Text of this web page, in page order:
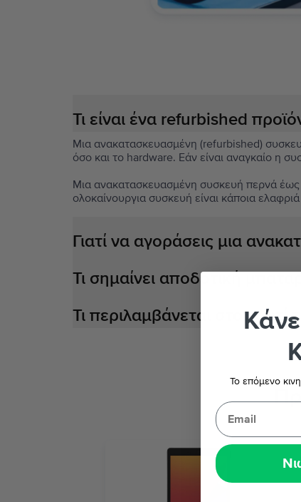
Τι είναι ένα refurbished
Μια ανακατασκευασμένη (refurbished)
όσο και το hardware. Εάν είναι αναγκαίο η
Μια ανακατασκευασμένη συσκευή περνά έως
ολοκαίνουργια συσκευή είναι κάποια
Γιατί να αγοράσεις μια
Τι σημαίνει αποδοτική
Τι περιλαμβάνεται στο κουτί
Το επόμενο